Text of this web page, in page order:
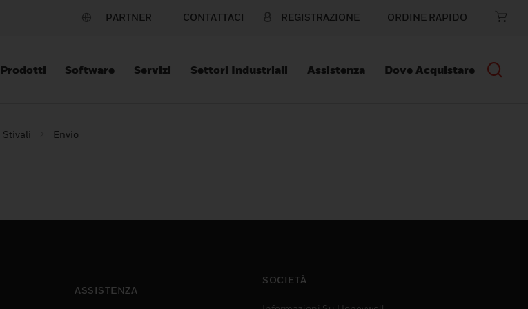
PARTNER CONTATTACI REGISTRAZIONE ORDINE RAPIDO
Prodotti Software Servizi Settori Industriali Assistenza Dove Acquistare
Stivali Envio
ASSISTENZA
SOCIETÀ